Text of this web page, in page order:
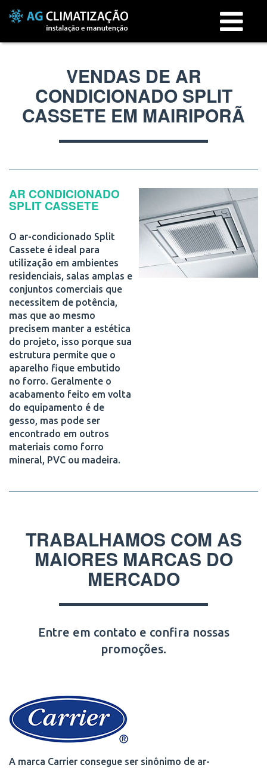
Menu
VENDAS DE AR
CONDICIONADO SPLIT
CASSETE EM MAIRIPORÃ
AR CONDICIONADO
SPLIT CASSETE
O ar-condicionado Split
Cassete é ideal para
utilização em ambientes
residenciais, salas amplas e
conjuntos comerciais que
necessitem de potência,
mas que ao mesmo
precisem manter a estética
do projeto, isso porque sua
estrutura permite que o
aparelho fique embutido
no forro. Geralmente o
acabamento feito em volta
do equipamento é de
gesso, mas pode ser
encontrado em outros
materiais como forro
mineral, PVC ou madeira.
TRABALHAMOS COM AS
MAIORES MARCAS DO
MERCADO
Entre em contato e confira nossas
promoções.
A marca Carrier consegue ser sinônimo de ar-